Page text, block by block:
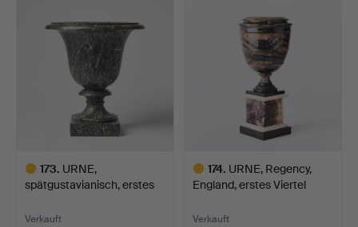
173. URNE,
spätgustavianisch, erstes
Verkauft
174. URNE, Regency,
England, erstes Viertel
Verkauft